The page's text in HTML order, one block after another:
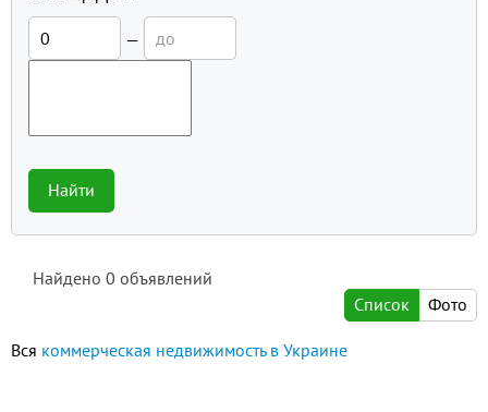
—
Найти
Найдено 0 объявлений
Список
Фото
Вся коммерческая недвижимость в Украине